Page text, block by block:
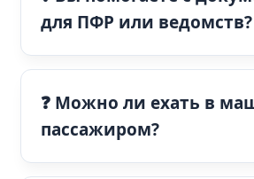
для ПФР или ведомств?
❓ Можно ли ехать в
пассажиром?